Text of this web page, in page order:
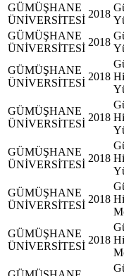
GÜMÜŞHANE
ÜNİVERSİTESİ
2018
GÜMÜŞHANE
ÜNİVERSİTESİ
2018
GÜMÜŞHANE
ÜNİVERSİTESİ
2018
GÜMÜŞHANE
ÜNİVERSİTESİ
2018
GÜMÜŞHANE
ÜNİVERSİTESİ
2018
GÜMÜŞHANE
ÜNİVERSİTESİ
2018
GÜMÜŞHANE
ÜNİVERSİTESİ
2018